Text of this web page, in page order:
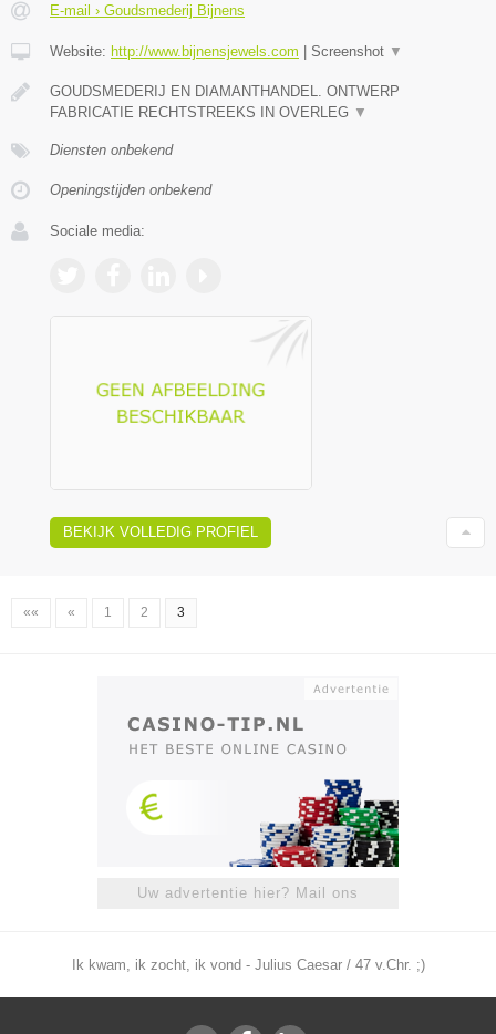
E-mail › Goudsmederij Bijnens
Website: http://www.bijnensjewels.com | Screenshot ▼
GOUDSMEDERIJ EN DIAMANTHANDEL. ONTWERP
FABRICATIE RECHTSTREEKS IN OVERLEG ▼
Diensten onbekend
Openingstijden onbekend
Sociale media:
BEKIJK VOLLEDIG PROFIEL
«« « 1 2 3
Uw advertentie hier? Mail ons
Ik kwam, ik zocht, ik vond - Julius Caesar / 47 v.Chr. ;)